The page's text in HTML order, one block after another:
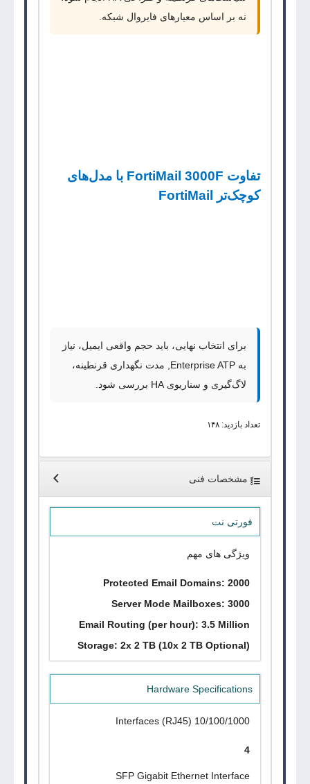
نه بر اساس معیارهای فایروال شبکه.
تفاوت FortiMail 3000F با مدل‌های
کوچک‌تر FortiMail
برای انتخاب نهایی، باید حجم واقعی ایمیل، نیاز
به Enterprise ATP , مدت نگهداری قرنطینه،
لاگ‌گیری و سناریوی HA بررسی شود.
تعداد بازدید: ۱۴۸
مشخصات فنی
فورتی نت
ویژگی های مهم
Protected Email Domains: 2000
Server Mode Mailboxes: 3000
Email Routing (per hour): 3.5 Million
Storage: 2x 2 TB (10x 2 TB Optional)
Hardware Specifications
10/100/1000 Interfaces (RJ45)
4
SFP Gigabit Ethernet Interface